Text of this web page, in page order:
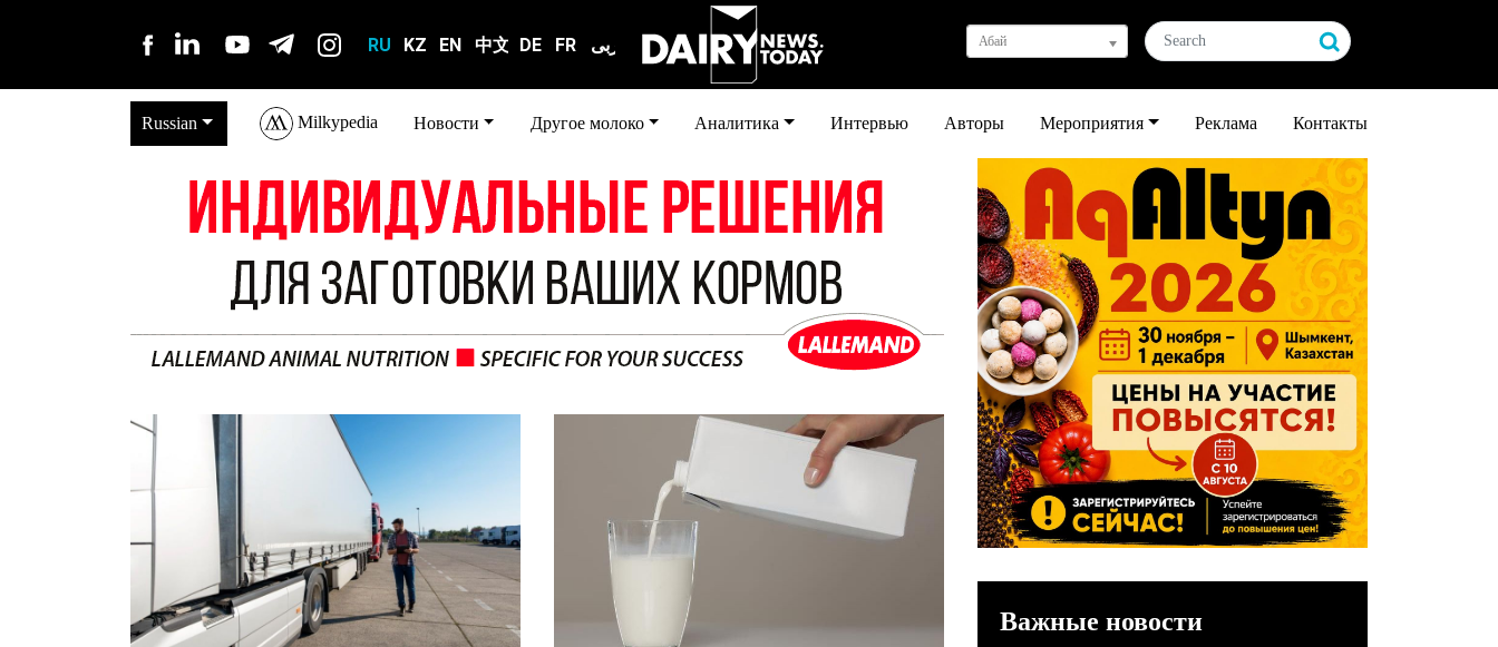
RU KZ EN 中文 DE FR عربى Абай
Russian Milkypedia Новости Другое молоко Аналитика Интервью Авторы Мероприятия Реклама Контакты
Важные новости